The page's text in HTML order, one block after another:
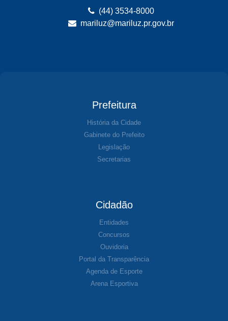
(44) 3534-8000
mariluz@mariluz.pr.gov.br
Prefeitura
História da Cidade
Gabinete do Prefeito
Legislação
Secretarias
Cidadão
Entidades
Concursos
Ouvidoria
Portal da Transparência
Agenda de Esporte
Arena Esportiva